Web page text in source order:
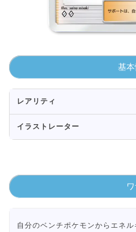
基
レアリティ
イラストレーター
自分のベンチポケモンからエネ